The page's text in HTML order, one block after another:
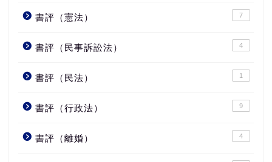
書評（憲法） 7
書評（民事訴訟法） 4
書評（民法） 1
書評（行政法） 9
書評（離婚） 4